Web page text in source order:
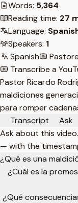
Words: 5,364
Reading time: 27
Language:
Speakers: 1
Spanish
Transcribe a
Pastor Ricardo
maldiciones
para romper
Transcript
Ask
Ask about this
— with the
¿Qué es una
¿Cuál es la
¿Qué